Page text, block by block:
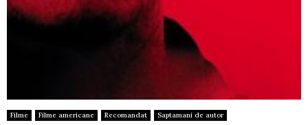
Filme Filme americane Recomandat Saptamani de autor